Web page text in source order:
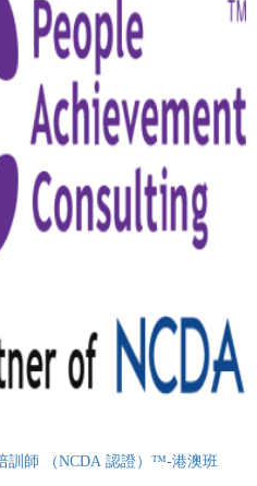
訓師 （NCDA 認證）™-港澳班